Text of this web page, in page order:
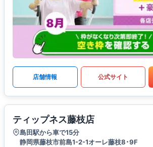
店舗情報 公式サイト
ティップネス藤枝店
島田駅から車で15分
静岡県藤枝市前島1-2-1オーレ藤枝8･9F